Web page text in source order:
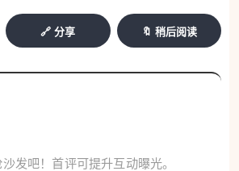
🔗 分享 🔖 稍后阅读
发吧！首评可提升互动曝光。